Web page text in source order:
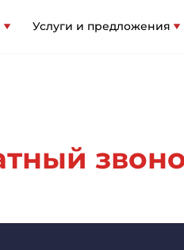
Услуги и предложения